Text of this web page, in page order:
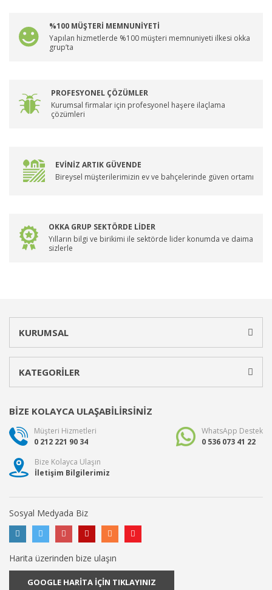
%100 MÜŞTERİ MEMNUNİYETİ
Yapılan hizmetlerde %100 müşteri memnuniyeti ilkesi okka
grup’ta
PROFESYONEL ÇÖZÜMLER
Kurumsal firmalar için profesyonel haşere ilaçlama
çözümleri
EVİNİZ ARTIK GÜVENDE
Bireysel müşterilerimizin ev ve bahçelerinde güven ortamı
OKKA GRUP SEKTÖRDE LİDER
Yılların bilgi ve birikimi ile sektörde lider konumda ve daima
sizlerle
KURUMSAL
KATEGORİLER
BİZE KOLAYCA ULAŞABİLİRSİNİZ
Müşteri Hizmetleri
0 212 221 90 34
WhatsApp Destek
0 536 073 41 22
Bize Kolayca Ulaşın
İletişim Bilgilerimiz
Sosyal Medyada Biz
Harita üzerinden bize ulaşın
GOOGLE HARİTA İÇİN TIKLAYINIZ